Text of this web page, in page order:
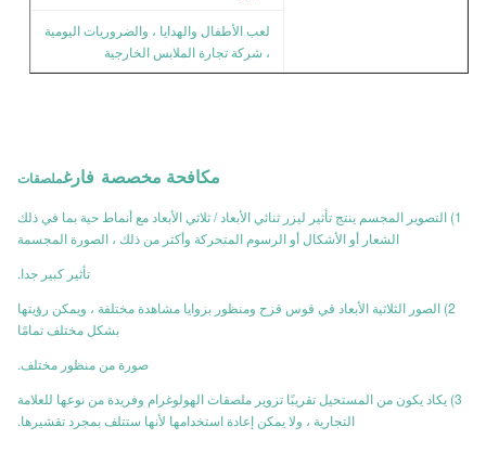
لعب الأطفال والهدايا ، والضروريات اليومية
، شركة تجارة الملابس الخارجية
مكافحة مخصصة فارغملصقات
1) التصوير المجسم ينتج تأثير ليزر ثنائي الأبعاد / ثلاثي الأبعاد مع أنماط حية بما في ذلك
الشعار أو الأشكال أو الرسوم المتحركة وأكثر من ذلك ، الصورة المجسمة
تأثير كبير جدا.
2) الصور الثلاثية الأبعاد في قوس قزح ومنظور بزوايا مشاهدة مختلفة ، ويمكن رؤيتها
بشكل مختلف تمامًا
صورة من منظور مختلف.
3) يكاد يكون من المستحيل تقريبًا تزوير ملصقات الهولوغرام وفريدة من نوعها للعلامة
التجارية ، ولا يمكن إعادة استخدامها لأنها ستتلف بمجرد تقشيرها.